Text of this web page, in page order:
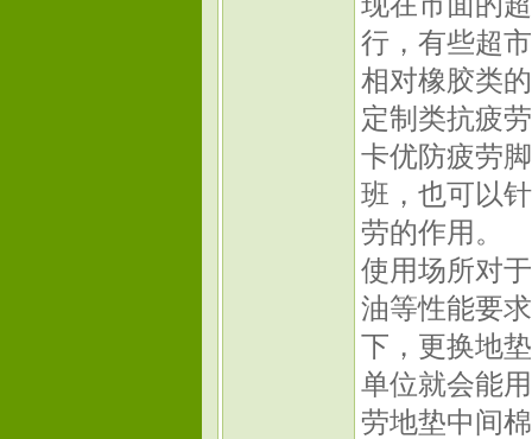
行，有些超
相对橡胶类
定制类抗疲
卡优防疲劳
班，也可以
劳的作用。
使用场所对
油等性能要
下，更换地
单位就会能
劳地垫中间